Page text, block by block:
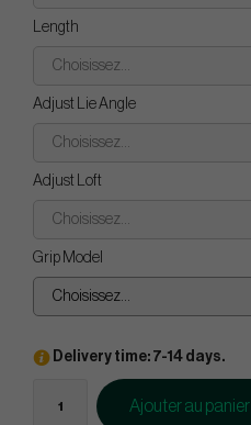
Length
Choisissez...
Adjust Lie Angle
Choisissez...
Adjust Loft
Choisissez...
Grip Model
Choisissez...
Delivery time: 7-14 days.
Ajouter au panier